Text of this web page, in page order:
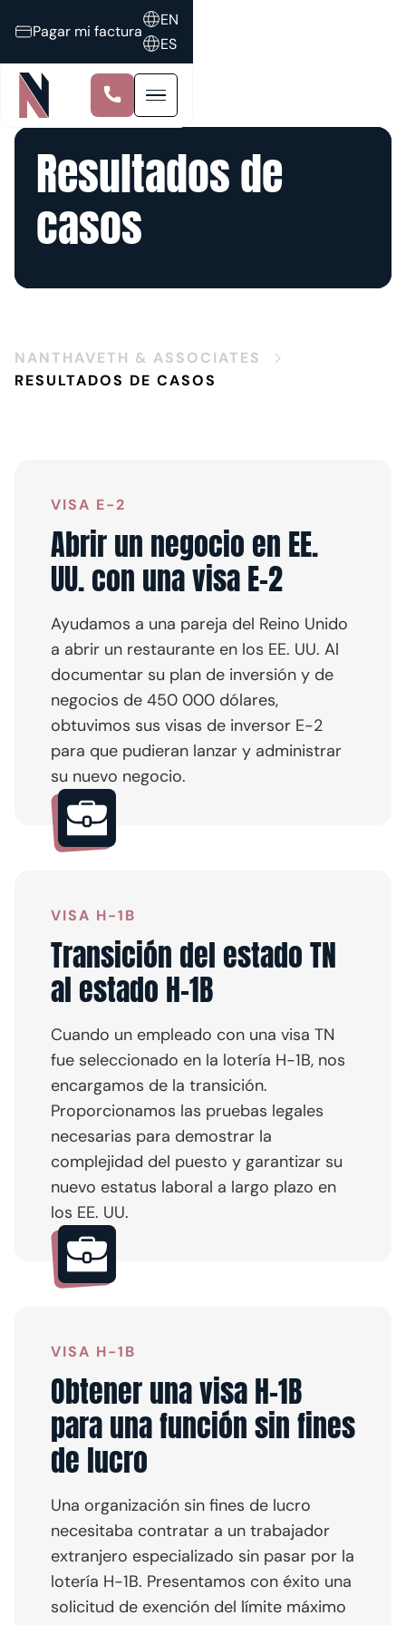
Pagar mi factura
EN
ES
Resultados de
casos
NANTHAVETH & ASSOCIATES
RESULTADOS DE CASOS
VISA E-2
Abrir un negocio en EE.
UU. con una visa E-2
Ayudamos a una pareja del Reino Unido
a abrir un restaurante en los EE. UU. Al
documentar su plan de inversión y de
negocios de 450 000 dólares,
obtuvimos sus visas de inversor E-2
para que pudieran lanzar y administrar
su nuevo negocio.
VISA H-1B
Transición del estado TN
al estado H-1B
Cuando un empleado con una visa TN
fue seleccionado en la lotería H-1B, nos
encargamos de la transición.
Proporcionamos las pruebas legales
necesarias para demostrar la
complejidad del puesto y garantizar su
nuevo estatus laboral a largo plazo en
los EE. UU.
VISA H-1B
Obtener una visa H-1B
para una función sin fines
de lucro
Una organización sin fines de lucro
necesitaba contratar a un trabajador
extranjero especializado sin pasar por la
lotería H-1B. Presentamos con éxito una
solicitud de exención del límite máximo